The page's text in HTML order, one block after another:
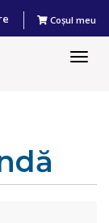
Coșul meu